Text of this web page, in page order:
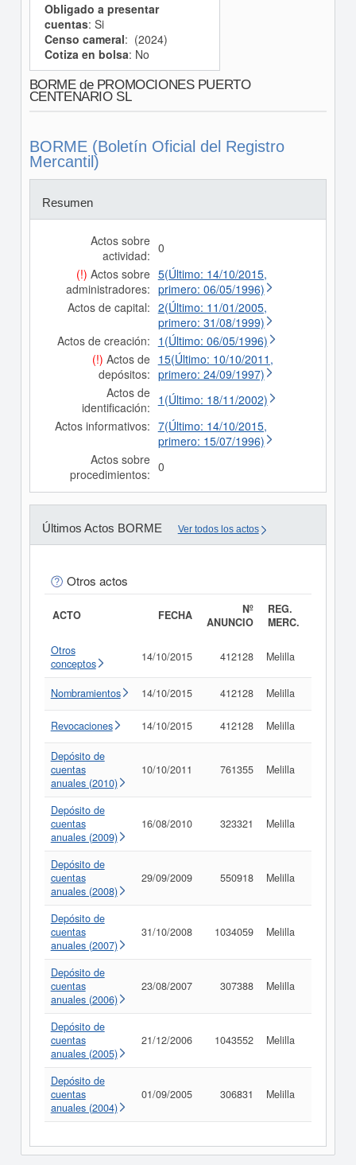
Obligado a presentar
cuentas: Si
Censo cameral: (2024)
Cotiza en bolsa: No
BORME de PROMOCIONES PUERTO
CENTENARIO SL
BORME (Boletín Oficial del Registro
Mercantil)
Resumen
Actos sobre
actividad: 0
(!) Actos sobre
administradores:
5(Último: 14/10/2015,
primero: 06/05/1996)
Actos de capital: 2(Último: 11/01/2005,
primero: 31/08/1999)
Actos de creación: 1(Último: 06/05/1996)
(!) Actos de
depósitos:
15(Último: 10/10/2011,
primero: 24/09/1997)
Actos de
identificación: 1(Último: 18/11/2002)
Actos informativos: 7(Último: 14/10/2015,
primero: 15/07/1996)
Actos sobre
procedimientos: 0
Últimos Actos BORME Ver todos los actos
Otros actos
ACTO FECHA
Nº
ANUNCIO
REG.
MERC.
Otros
conceptos
14/10/2015 412128 Melilla
Nombramientos 14/10/2015 412128 Melilla
Revocaciones 14/10/2015 412128 Melilla
Depósito de
cuentas
anuales (2010)
10/10/2011 761355 Melilla
Depósito de
cuentas
anuales (2009)
16/08/2010 323321 Melilla
Depósito de
cuentas
anuales (2008)
29/09/2009 550918 Melilla
Depósito de
cuentas
anuales (2007)
31/10/2008 1034059 Melilla
Depósito de
cuentas
anuales (2006)
23/08/2007 307388 Melilla
Depósito de
cuentas
anuales (2005)
21/12/2006 1043552 Melilla
Depósito de
cuentas
anuales (2004)
01/09/2005 306831 Melilla